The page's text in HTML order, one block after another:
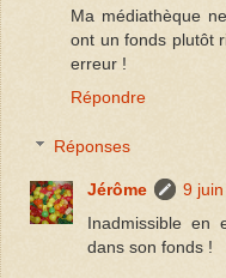
Ma médiathèque
ont un fonds plutôt
erreur !
Répondre
Réponses
Jérôme
9
Inadmissible en
dans son fonds !